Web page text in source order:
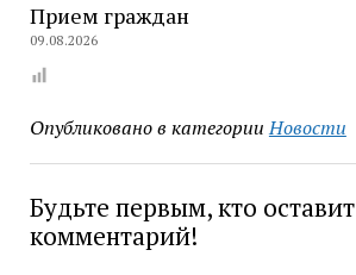
Прием граждан
09.08.2026
Опубликовано в категории Новости
Будьте первым, кто оставит
комментарий!